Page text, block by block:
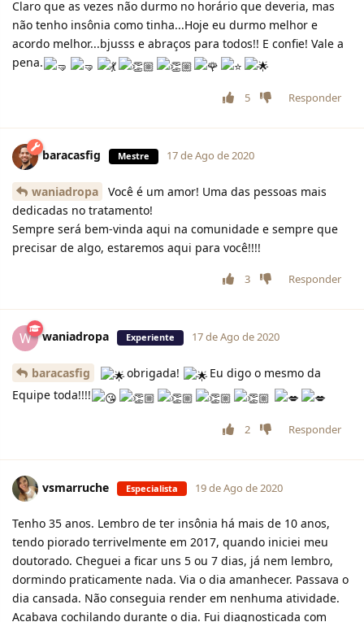
Claro que as vezes não durmo no horário que deveria, mas
não tenho insônia como tinha...Hoje eu durmo melhor e
acordo melhor...bjusss e abraços para todos!! E confie! Vale a
pena.
5 Responder
baracasfig Mestre 17 de Ago de 2020
waniadropa
Você é um amor! Uma das pessoas mais
dedicadas no tratamento!
Sempre será bem-vinda aqui na comunidade e sempre que
precisar de algo, estaremos aqui para você!!!!
3 Responder
W waniadropa Experiente 17 de Ago de 2020
baracasfig obrigada!
Eu digo o mesmo da
Equipe toda!!!!
2 Responder
vsmarruche Especialista 19 de Ago de 2020
Tenho 35 anos. Lembro de ter insônia há mais de 10 anos,
tendo piorado terrivelmente em 2017, quando iniciei meu
doutorado. Cheguei a ficar uns 5 ou 7 dias, já nem lembro,
dormindo praticamente nada. Via o dia amanhecer. Passava o
dia cansada. Não conseguia render em nenhuma atividade.
Acabava cochilando durante o dia. Fui diagnosticada com